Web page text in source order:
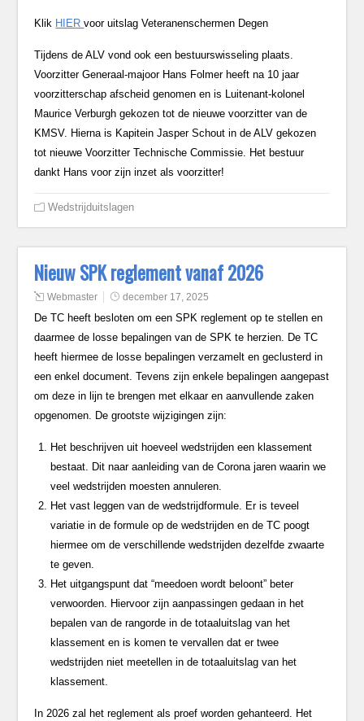
Klik HIERvoor uitslag Veteranenschermen Degen
Tijdens de ALV vond ook een bestuurswisseling plaats.
Voorzitter Generaal-majoor Hans Folmer heeft na 10 jaar
voorzitterschap afscheid genomen en is Luitenant-kolonel
Maurice Verburgh gekozen tot de nieuwe voorzitter van de
KMSV. Hierna is Kapitein Jasper Schout in de ALV gekozen
tot nieuwe Voorzitter Technische Commissie. Het bestuur
dankt Hans voor zijn inzet als voorzitter!
Wedstrijduitslagen
Nieuw SPK reglement vanaf 2026
Webmaster december 17, 2025
De TC heeft besloten om een SPK reglement op te stellen en
daarmee de losse bepalingen van de SPK te herzien. De TC
heeft hiermee de losse bepalingen verzamelt en geclusterd in
een enkel document. Tevens zijn enkele bepalingen aangepast
om deze in lijn te brengen met elkaar en aanvullende zaken
opgenomen. De grootste wijzigingen zijn:
Het beschrijven uit hoeveel wedstrijden een klassement
bestaat. Dit naar aanleiding van de Corona jaren waarin we
veel wedstrijden moesten annuleren.
Het vast leggen van de wedstrijdformule. Er is teveel
variatie in de formule op de wedstrijden en de TC poogt
hiermee om de verschillende wedstrijden dezelfde zwaarte
te geven.
Het uitgangspunt dat “meedoen wordt beloont” beter
verwoorden. Hiervoor zijn aanpassingen gedaan in het
bepalen van de rangorde in de totaaluitslag van het
klassement en is komen te vervallen dat er twee
wedstrijden niet meetellen in de totaaluitslag van het
klassement.
In 2026 zal het reglement als proef worden gehanteerd. Het